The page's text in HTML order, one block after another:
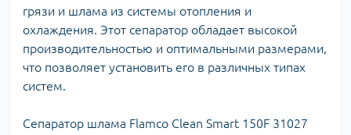
грязи и шлама из системы отопления и
охлаждения. Этот сепаратор обладает высокой
производительностью и оптимальными размерами,
что позволяет установить его в различных типах
систем.
Сепаратор шлама Flamco Clean Smart 150F 31027